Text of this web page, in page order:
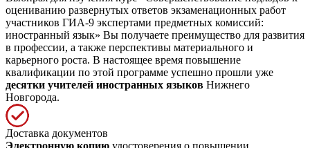
оцениванию развернутых ответов экзаменационных работ
участников ГИА-9 экспертами предметных комиссий:
иностранный язык» Вы получаете преимущество для развития
в профессии, а также перспективы материального и
карьерного роста. В настоящее время повышение
квалификации по этой программе успешно прошли уже
десятки учителей иностранных языков Нижнего
Новгорода.
Доставка документов
Электронную копию удостоверения о повышении